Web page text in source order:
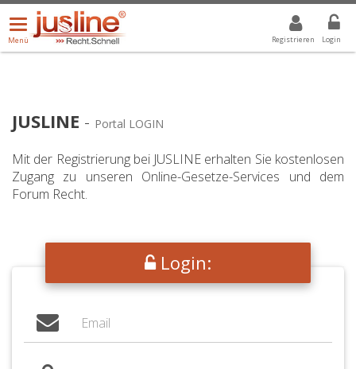
Registrieren Login
Menü
öffnen/schließen
Menü
ALLE DROPDOWN: GEWÄHLTER WERT IST ALLE
JUSLINE - Portal LOGIN
Mit der Registrierung bei JUSLINE erhalten Sie kostenlosen
Zugang zu unseren Online-Gesetze-Services und dem
Forum Recht.
Login: